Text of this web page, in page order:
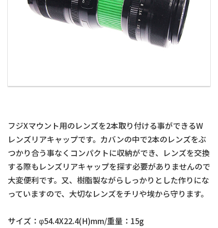
フジXマウント用のレンズを2本取り付ける事ができるW
レンズリアキャップです。カバンの中で2本のレンズをぶ
つかり合う事なくコンパクトに収納ができ、レンズを交換
する際もレンズリアキャップを探す必要がありませんので
大変便利です。又、樹脂製ながらしっかりとした作りにな
っていますので、大切なレンズをチリや埃から守ります。
サイズ：φ54.4X22.4(H)mm/重量：15g